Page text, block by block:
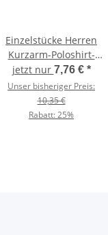
Einzelstücke Herren
Kurzarm-Poloshirt-
Baumwollpiqué /
Kariban K254
jetzt nur 7,76 € *
Unser bisheriger Preis:
10,35 €
Rabatt:25%